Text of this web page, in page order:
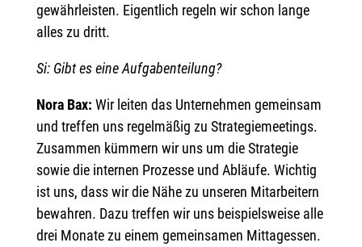
gewährleisten. Eigentlich regeln wir schon lange
alles zu dritt.
Si: Gibt es eine Aufgabenteilung?
Nora Bax: Wir leiten das Unternehmen gemeinsam
und treffen uns regelmäßig zu Strategiemeetings.
Zusammen kümmern wir uns um die Strategie
sowie die internen Prozesse und Abläufe. Wichtig
ist uns, dass wir die Nähe zu unseren Mitarbeitern
bewahren. Dazu treffen wir uns beispielsweise alle
drei Monate zu einem gemeinsamen Mittagessen.